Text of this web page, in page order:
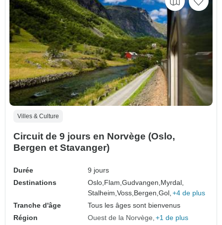
Villes & Culture
Circuit de 9 jours en Norvège (Oslo,
Bergen et Stavanger)
Durée
9 jours
Destinations
Oslo, Flam,Gudvangen, Myrdal,
Stalheim,Voss, Bergen,Gol, +4 de plus
Tranche d'âge
Tous les âges sont bienvenus
Région
Ouest de la Norvège +1 de plus